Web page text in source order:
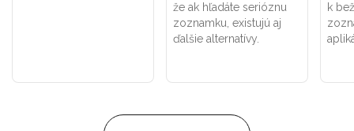
že ak hľadáte serióznu
zoznamku, existujú aj
ďalšie alternatívy.
k